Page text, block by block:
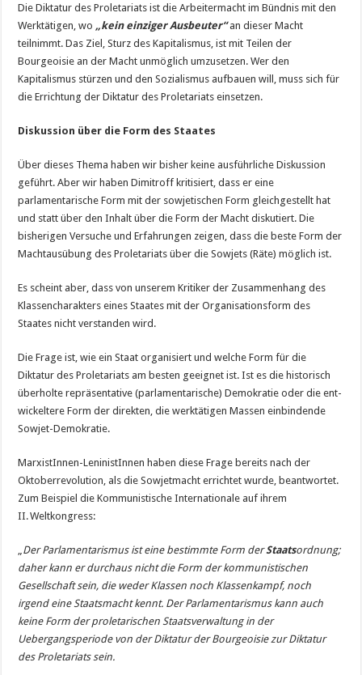
Die Diktatur des Proletariats ist die Arbeitermacht im Bündnis mit den
Werktätigen, wo „kein einziger Ausbeuter“an dieser Macht
teilnimmt. Das Ziel, Sturz des Kapitalismus, ist mit Teilen der
Bourgeoisie an der Macht unmöglich umzusetzen. Wer den
Kapitalismus stürzen und den Sozialismus aufbauen will, muss sich für
die Errichtung der Diktatur des Proletariats einsetzen.
Diskussion über die Form des Staates
Über dieses Thema haben wir bisher keine ausführliche Diskussion
geführt. Aber wir haben Dimitroff kritisiert, dass er eine
parlamentarische Form mit der sowjetischen Form gleichgestellt hat
und statt über den Inhalt über die Form der Macht diskutiert. Die
bisherigen Versuche und Erfahrungen zeigen, dass die beste Form der
Machtausübung des Proletariats über die Sowjets (Räte) möglich ist.
Es scheint aber, dass von unserem Kritiker der Zusammenhang des
Klassencharakters eines Staates mit der Organisationsform des
Staates nicht verstanden wird.
Die Frage ist, wie ein Staat organisiert und welche Form für die
Diktatur des Proletariats am besten geeignet ist. Ist es die historisch
überholte repräsentative (parlamentarische) Demokratie oder die ent­
wickeltere Form der direkten, die werktätigen Massen einbindende
Sowjet-Demokratie.
MarxistInnen-LeninistInnen haben diese Frage bereits nach der
Oktoberrevolution, als die Sowjetmacht errichtet wurde, beantwortet.
Zum Beispiel die Kommunistische Internationale auf ihrem
II. Weltkongress:
Der Parlamentarismus ist eine bestimmte Form derStaatsordnung;
daher kann er durchaus nicht die Form der kommunistischen
Gesellschaft sein, die weder Klassen noch Klassenkampf, noch
irgend eine Staatsmacht kennt. Der Parlamentarismus kann auch
keine Form der proletarischen Staatsverwaltung in der
Uebergangsperiode von der Diktatur der Bourgeoisie zur Diktatur
des Proletariats sein.